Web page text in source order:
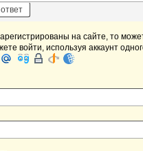
на сайте, то
войти, используя аккаунт